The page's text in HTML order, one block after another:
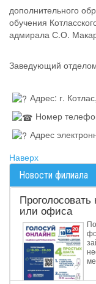
дополнительного
обучения
адмирала С.О.
Заведующий
Адрес: г.
Номер
Адрес
Наверх
Новости филиала
или офиса